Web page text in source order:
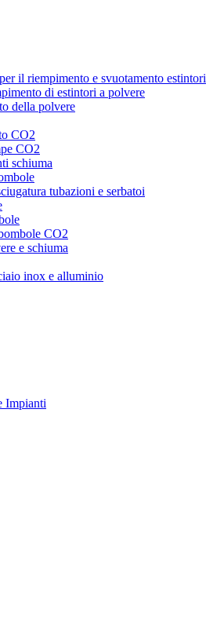
il riempimento e svuotamento estintori
di estintori a polvere
della polvere
CO2
CO2
schiuma
tubazioni e serbatoi
CO2
e schiuma
inox e alluminio
Impianti